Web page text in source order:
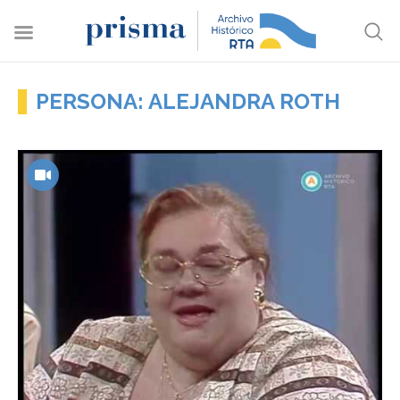
PERSONA: ALEJANDRA ROTH